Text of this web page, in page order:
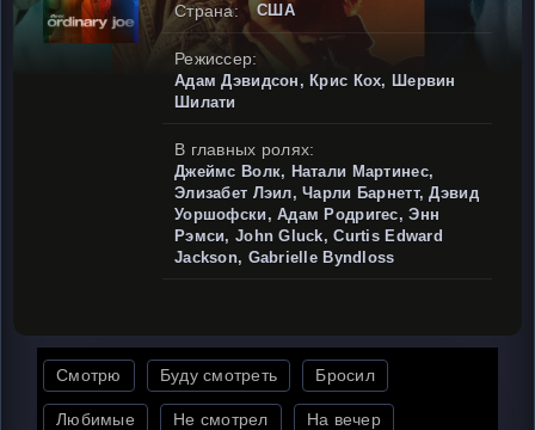
Страна: США
Режиссер:
Адам Дэвидсон, Крис Кох, Шервин
Шилати
В главных ролях:
Джеймс Волк, Натали Мартинес,
Элизабет Лэил, Чарли Барнетт, Дэвид
Уоршофски, Адам Родригес, Энн
Рэмси, John Gluck, Curtis Edward
Jackson, Gabrielle Byndloss
Смотрю Буду смотреть Бросил
Любимые Не смотрел На вечер